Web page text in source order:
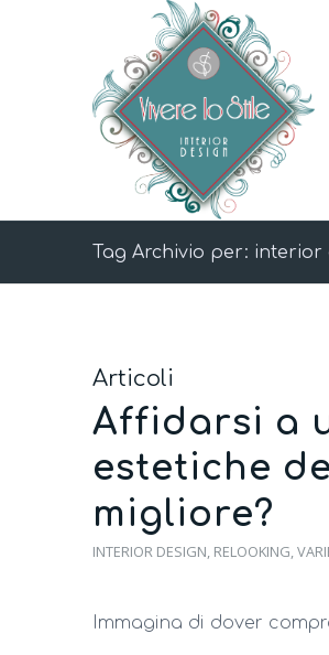
Tag Archivio per: interior
Articoli
Affidarsi a
estetiche
migliore?
INTERIOR DESIGN, RELOOKING,
Immagina di dover